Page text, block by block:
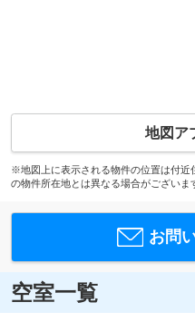
地図ア
※地図上に表示される物件の位置は付近
の物件所在地とは異なる場合がございま
お問
空室一覧